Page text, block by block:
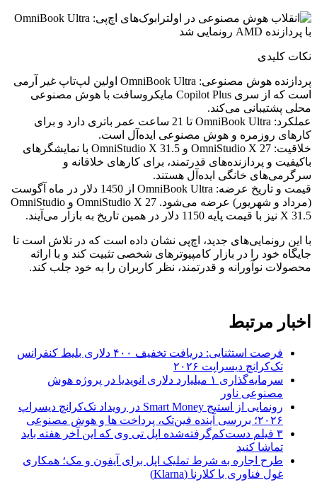
نکات کلیدی
پردازنده هوش مصنوعی: OmniBook Ultra اولین لپ‌تاپ غیر آرمی
است که از سری Copilot Plus مایکروسافت با هوش مصنوعی
محلی پشتیبانی می‌کند.
عملکرد: OmniBook Ultra تا 21 ساعت عمر باتری دارد و برای
کارهای روزمره و هوش مصنوعی ایده‌آل است.
خلاقیت: OmniStudio X 27 و OmniStudio X 31.5 با نمایشگرهای
باکیفیت و پردازنده‌های قدرتمند، برای کارهای خلاقانه و
سرگرمی‌های خانگی ایده‌آل هستند.
قیمت و تاریخ عرضه: OmniBook Ultra از 1450 دلار در ماه آگوست
(مرداد و شهریور) عرضه می‌شود. OmniStudio X 27 و OmniStudio
X 31.5 نیز با قیمت پایه 1150 دلار در همین تاریخ به بازار می‌آیند.
با این رونمایی‌های جدید، اچ‌پی نشان داده است که در تلاش است تا
جایگاه خود را در بازار کامپیوترهای شخصی تثبیت کند و با ارائه
محصولات نوآورانه و قدرتمند، نظر کاربران را به خود جلب کند.
اخبار مرتبط
فرصت استثنایی: دریافت تخفیف ۴۰۰ دلاری بلیط کنفرانس
تک‌کرانچ دیسراپت ۲۰۲۶
سرمایه‌گذاری ۱ میلیارد دلاری انویدیا در پروژه هوش
مصنوعی ناور
رونمایی از استیج Smart Money در رویداد تک‌کرانچ دیسراپ
۲۰۲۶؛ بررسی آینده فین‌تک، پرداخت‌ ها و هوش مصنوعی
۳ فیلم دست‌کم‌گرفته‌شده اپل تی وی که این آخر هفته باید
تماشا کنید
طرح اجاره به شرط تملیک اپل برای آیفون و مک؛ همکاری
غول فناوری با کلارنا (Klarna)